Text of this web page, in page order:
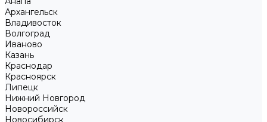
Архангельск
Владивосток
Волгоград
Иваново
Казань
Краснодар
Красноярск
Липецк
Нижний Новгород
Новороссийск
Новосибирск